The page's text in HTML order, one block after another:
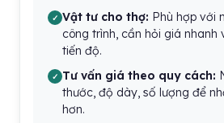
Vật tư cho thợ: Phù hợp với
công trình, cần hỏi giá nhanh
tiến độ.
Tư vấn giá theo quy cách:
thước, độ dày, số lượng để
hơn.